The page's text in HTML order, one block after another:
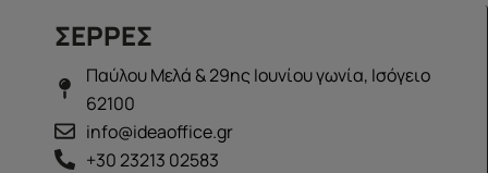
ΣΕΡΡΕΣ
Παύλου Μελά & 29ης Ιουνίου γωνία, Ισόγειο
62100
info@ideaoffice.gr
+30 23213 02583